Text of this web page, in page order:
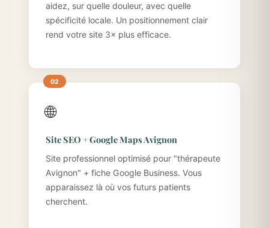
aidez, sur quelle douleur, avec quelle
spécificité locale. Un positionnement clair
rend votre site 3× plus efficace.
🌐
Site SEO + Google Maps Avignon
Site professionnel optimisé pour "thérapeute
Avignon" + fiche Google Business. Vous
apparaissez là où vos futurs patients
cherchent.